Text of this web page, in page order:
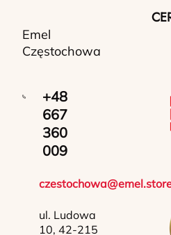
Emel
Częstochowa
+48
667
360
009
ul. Ludowa
10, 42-215